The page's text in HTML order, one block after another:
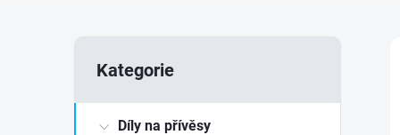
o
kategorie
Kategorie
Díly na přívěsy